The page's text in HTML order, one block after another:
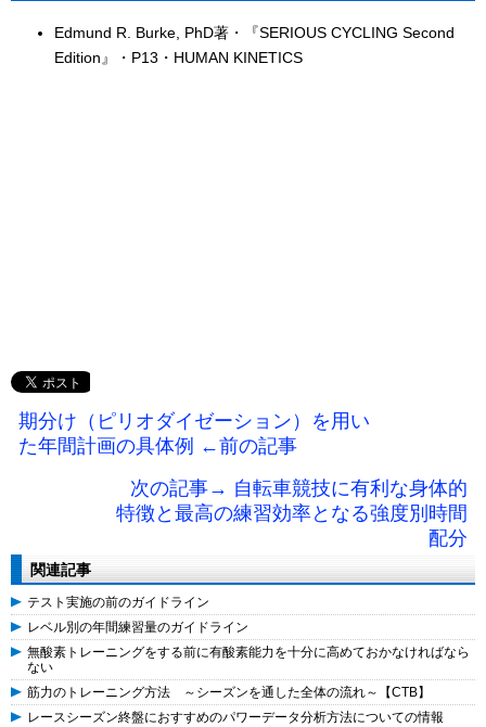
Edmund R. Burke, PhD著・『SERIOUS CYCLING Second
Edition』・P13・HUMAN KINETICS
期分け（ピリオダイゼーション）を用い
た年間計画の具体例 ←前の記事
次の記事→ 自転車競技に有利な身体的
特徴と最高の練習効率となる強度別時間
配分
関連記事
テスト実施の前のガイドライン
レベル別の年間練習量のガイドライン
無酸素トレーニングをする前に有酸素能力を十分に高めておかなければなら
ない
筋力のトレーニング方法 ～シーズンを通した全体の流れ～【CTB】
レースシーズン終盤におすすめのパワーデータ分析方法についての情報